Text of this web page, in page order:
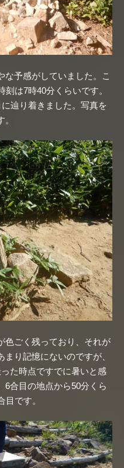
予感がしていました。こ
は7時40分くらいです。
辿り着きました。写真を
色ごく残っており、それが
まり記憶にないのですが、
た時点ですでに暑いと感
6合目の地点から50分くら
です。